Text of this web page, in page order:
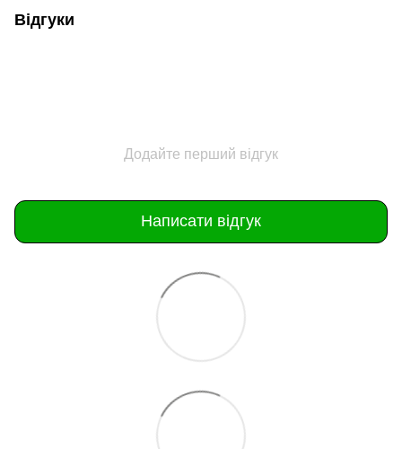
Відгуки
Додайте перший відгук
Написати відгук